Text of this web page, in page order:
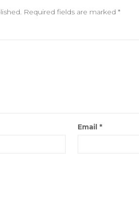
Required fields are marked*
Email *